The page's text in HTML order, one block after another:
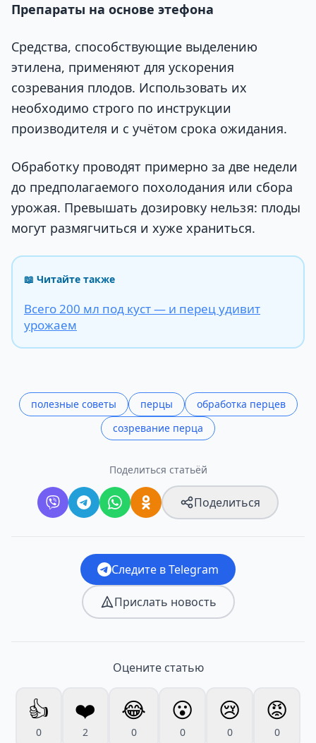
Препараты на основе этефона
Средства, способствующие выделению
этилена, применяют для ускорения
созревания плодов. Использовать их
необходимо строго по инструкции
производителя и с учётом срока ожидания.
Обработку проводят примерно за две недели
до предполагаемого похолодания или сбора
урожая. Превышать дозировку нельзя: плоды
могут размягчиться и хуже храниться.
📖 Читайте также
Всего 200 мл под куст — и перец удивит
урожаем
полезные советы перцы
обработка перцев
созревание перца
Поделиться статьёй
Поделиться
Следите в Telegram
Прислать новость
Оцените статью
👍
0
❤️
2
😂
0
😮
0
😢
0
😡
0